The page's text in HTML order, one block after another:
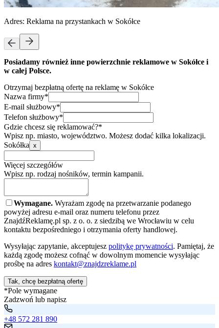
Adres: Reklama na przystankach w Sokółce
Posiadamy również inne powierzchnie reklamowe w Sokółce i
w całej Polsce.
Otrzymaj bezpłatną ofertę na reklamę w Sokółce
Nazwa firmy*
E-mail służbowy*
Telefon służbowy*
Gdzie chcesz się reklamować?*
Wpisz np. miasto, województwo. Możesz dodać kilka lokalizacji.
Sokółka x
Więcej szczegółów
Wpisz np. rodzaj nośników, termin kampanii.
Wymagane. Wyrażam zgodę na przetwarzanie podanego
powyżej adresu e-mail oraz numeru telefonu przez
ZnajdźReklamę.pl sp. z o. o. z siedzibą we Wrocławiu w celu
kontaktu bezpośredniego i otrzymania oferty handlowej.
Wysyłając zapytanie, akceptujesz politykę prywatności. Pamiętaj, że
każdą zgodę możesz cofnąć w dowolnym momencie wysyłając
prośbę na adres kontakt@znajdzreklame.pl
Tak, chcę bezpłatną ofertę
*Pole wymagane
Zadzwoń lub napisz
+48 572 281 890